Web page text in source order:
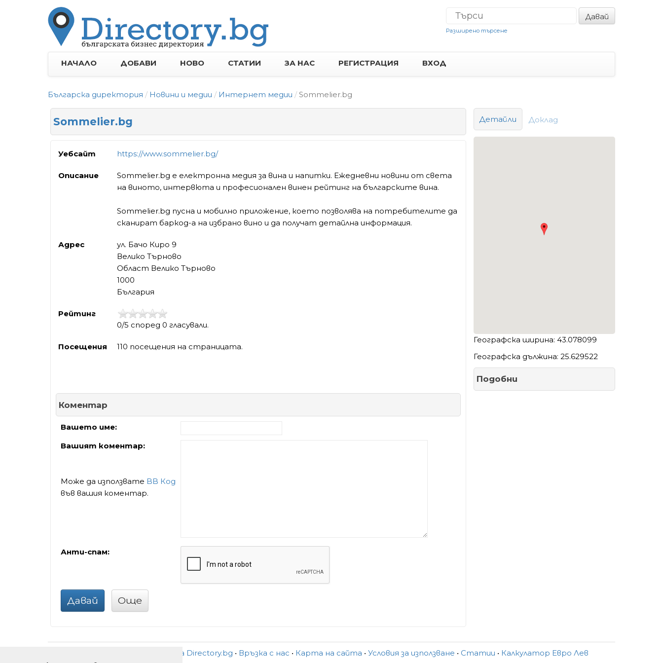
Давай
Разширено търсене
НАЧАЛО ДОБАВИ НОВО СТАТИИ ЗА НАС РЕГИСТРАЦИЯ ВХОД
Българска директория Новини и медии Интернет медии Sommelier.bg
Sommelier.bg
Уебсайт https://www.sommelier.bg/
Описание
Sommelier.bg e електронна медия за вина и напитки. Ежедневни новини от света
на виното, интервюта и професионален винен рейтинг на българските вина.
Sommelier.bg пусна и мобилно приложение, което позволява на потребителите да
сканират баркод-а на избрано вино и да получат детайлна информация.
Адрес
ул. Бачо Киро 9
Велико Търново
Област Велико Търново
1000
България
Рейтинг
0/5 според 0 гласували.
Посещения 110 посещения на страницата.
Коментар
Вашето име:
Вашият коментар:
Може да използвате BB Код
във вашия коментар.
Анти-спам:
Давай Още
Детайли Доклад
Географска ширина: 43.078099
Географска дължина: 25.629522
Подобни
За Directory.bg • Връзка с нас • Карта на сайта • Условия за използване • Статии • Калкулатор Евро Лев